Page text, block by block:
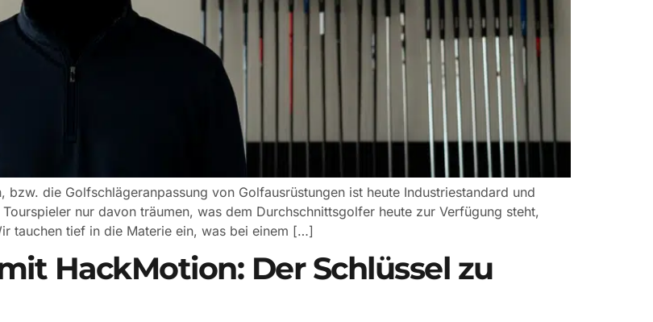
die Golfschlägeranpassung von Golfausrüstungen ist heute Industriestandard und
nur davon träumen, was dem Durchschnittsgolfer heute zur Verfügung steht,
tauchen tief in die Materie ein, was bei einem […]
HackMotion: Der Schlüssel zu